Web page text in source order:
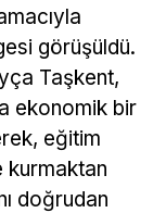
görüşüldü.
Taşkent,
ekonomik bir
eğitim
kurmaktan
doğrudan